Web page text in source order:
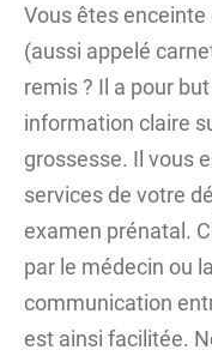
Vous êtes
(aussi appelé
remis ? Il a pour
information claire
grossesse. Il vous
services de votre
examen prénatal.
par le médecin ou
communication
est ainsi facilitée.